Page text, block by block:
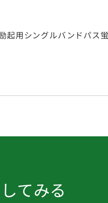
起用シングルバンドパス
てみる